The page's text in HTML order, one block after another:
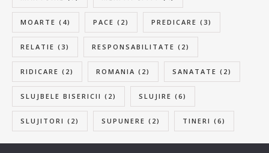
MOARTE (4) PACE (2) PREDICARE (3)
RELATIE (3) RESPONSABILITATE (2)
RIDICARE (2) ROMANIA (2) SANATATE (2)
SLUJBELE BISERICII (2) SLUJIRE (6)
SLUJITORI (2) SUPUNERE (2) TINERI (6)